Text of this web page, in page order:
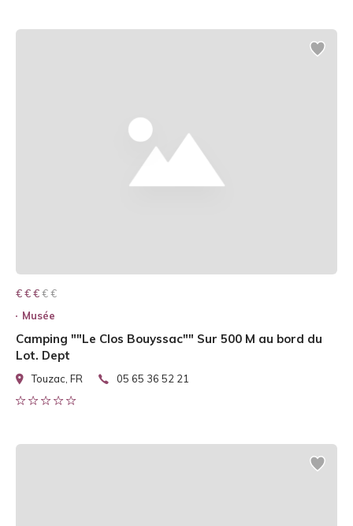
€ € € € €
€ € €
Musée
Camping ""Le Clos Bouyssac"" Sur 500 M au bord du
Lot. Dept
Touzac, FR 05 65 36 52 21